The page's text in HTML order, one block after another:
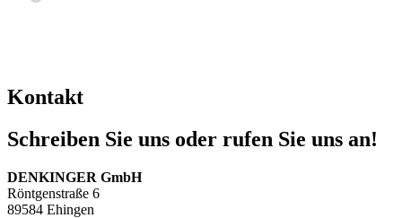
Kontakt
Schreiben Sie uns oder rufen Sie uns an!
DENKINGER GmbH
Röntgenstraße 6
89584 Ehingen